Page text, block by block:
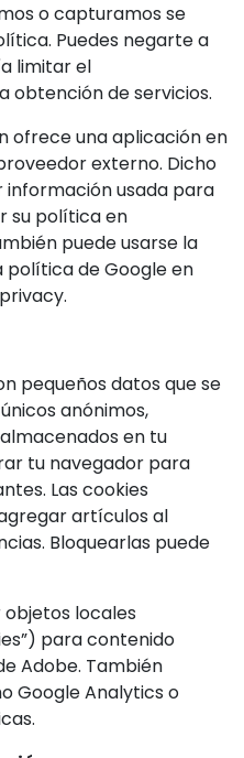
o capturamos se
Puedes negarte a
limitar el
obtención de servicios.
ofrece una aplicación en
externo. Dicho
usada para
su política en
puede usarse la
política de Google en
pequeños datos que se
anónimos,
en tu
tu navegador para
Las cookies
artículos al
Bloquearlas puede
objetos locales
para contenido
Adobe. También
Google Analytics o